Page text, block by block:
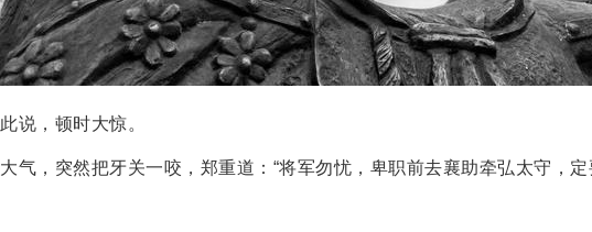
说，顿时大惊。
气，突然把牙关一咬，郑重道：“将军勿忧，卑职前去襄助牵弘太守，